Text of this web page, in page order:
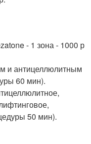
- 1 зона - 1000 р
и антицеллюлитным
60 мин).
50 мин).